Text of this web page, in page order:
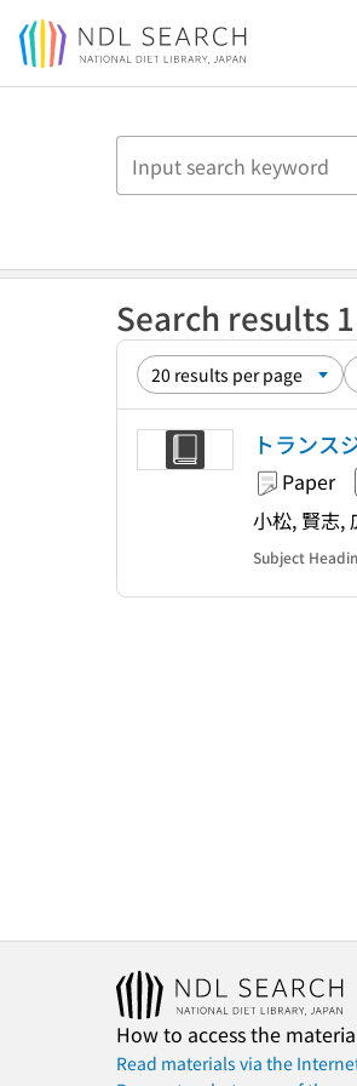
Jump to main content
Search results 1
トランス
Paper
小松, 賢志,
Subject
How to access the
Read materials via the